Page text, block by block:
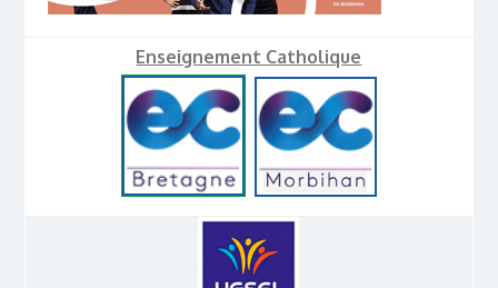
Enseignement Catholique